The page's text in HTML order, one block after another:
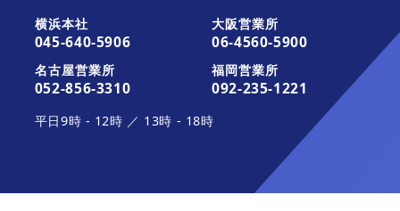
活用ガイド・その他のサポート
契約約款一覧
横浜本社
045-640-5906
大阪営業所
06-4560-5900
名古屋営業所
052-856-3310
福岡営業所
092-235-1221
平日9時 - 12時 ／ 13時 - 18時